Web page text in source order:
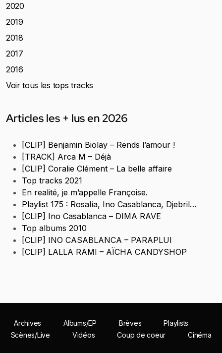
2020
2019
2018
2017
2016
Voir tous les tops tracks
Articles les + lus en 2026
[CLIP] Benjamin Biolay – Rends l’amour !
[TRACK] Arca M – Déjà
[CLIP] Coralie Clément – La belle affaire
Top tracks 2021
En realité, je m’appelle Françoise.
Playlist 175 : Rosalía, Ino Casablanca, Djebril…
[CLIP] Ino Casablanca – DIMA RAVE
Top albums 2010
[CLIP] INO CASABLANCA – PARAPLUI
[CLIP] LALLA RAMI – AÏCHA CANDYSHOP
Archives Albums/EP Brèves
Playlists
Scènes/Live
Vidéos Coup de coeur Cinéma